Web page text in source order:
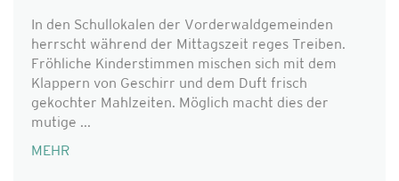
In den Schullokalen der Vorderwaldgemeinden
herrscht während der Mittagszeit reges Treiben.
Fröhliche Kinderstimmen mischen sich mit dem
Klappern von Geschirr und dem Duft frisch
gekochter Mahlzeiten. Möglich macht dies der
mutige ...
MEHR